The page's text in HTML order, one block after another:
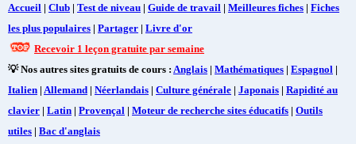
Accueil | Club | Test de niveau | Guide de travail | Meilleures fiches | Fiches
les plus populaires | Partager | Livre d'or
Recevoir 1 leçon gratuite par semaine
💡 Nos autres sites gratuits de cours : Anglais | Mathématiques | Espagnol |
Italien | Allemand | Néerlandais | Culture générale | Japonais | Rapidité au
clavier | Latin | Provençal | Moteur de recherche sites éducatifs | Outils
utiles | Bac d'anglais